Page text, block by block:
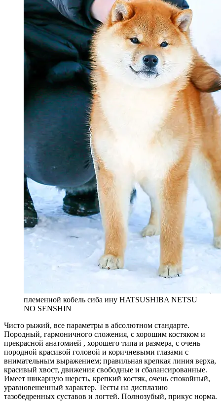
племенной кобель сиба ину HATSUSHIBA NETSU
NO SENSHIN
Чисто рыжий, все параметры в абсолютном стандарте.
Породный, гармоничного сложения, с хорошим костяком и
прекрасной анатомией , хорошего типа и размера, с очень
породной красивой головой и коричневыми глазами с
внимательным выражением; правильная крепкая линия верха,
красивый хвост, движения свободные и сбалансированные.
Имеет шикарную шерсть, крепкий костяк, очень спокойный,
уравновешенный характер. Тесты на дисплазию
тазобедренных суставов и логтей. Полнозубый, прикус норма.